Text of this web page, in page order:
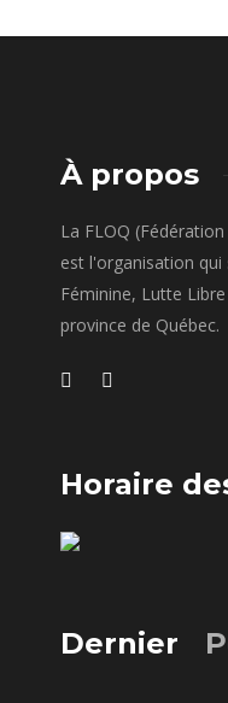
À propos
La FLOQ
est l'organisation
Féminine, Lutte
province de Québec.
Horaire
Dernier